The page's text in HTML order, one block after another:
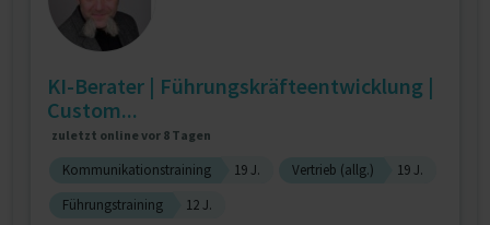
KI-Berater | Führungskräfteentwicklung |
Custom...
zuletzt online vor 8 Tagen
Kommunikationstraining 19 J. Vertrieb (allg.)
19 J.
Führungstraining
12 J.